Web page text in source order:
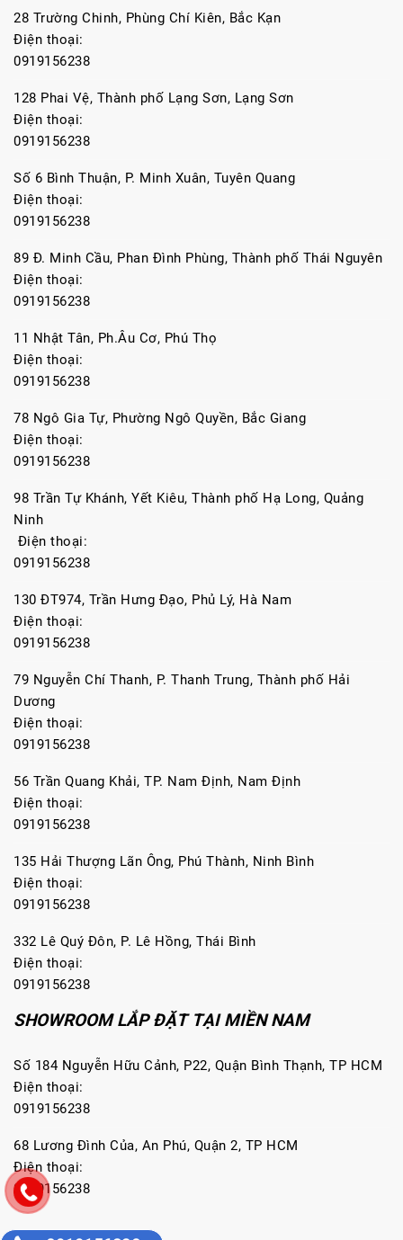
28 Trường Chinh, Phùng Chí Kiên, Bắc Kạn
Điện thoại:
0919156238
128 Phai Vệ, Thành phố Lạng Sơn, Lạng Sơn
Điện thoại:
0919156238
Số 6 Bình Thuận, P. Minh Xuân, Tuyên Quang
Điện thoại:
0919156238
89 Đ. Minh Cầu, Phan Đình Phùng, Thành phố Thái Nguyên
Điện thoại:
0919156238
11 Nhật Tân, Ph.Âu Cơ, Phú Thọ
Điện thoại:
0919156238
78 Ngô Gia Tự, Phường Ngô Quyền, Bắc Giang
Điện thoại:
0919156238
98 Trần Tự Khánh, Yết Kiêu, Thành phố Hạ Long, Quảng
Ninh
Điện thoại:
0919156238
130 ĐT974, Trần Hưng Đạo, Phủ Lý, Hà Nam
Điện thoại:
0919156238
79 Nguyễn Chí Thanh, P. Thanh Trung, Thành phố Hải
Dương
Điện thoại:
0919156238
56 Trần Quang Khải, TP. Nam Định, Nam Định
Điện thoại:
0919156238
135 Hải Thượng Lãn Ông, Phú Thành, Ninh Bình
Điện thoại:
0919156238
332 Lê Quý Đôn, P. Lê Hồng, Thái Bình
Điện thoại:
0919156238
SHOWROOM LẮP ĐẶT TẠI MIỀN NAM
Số 184 Nguyễn Hữu Cảnh, P22, Quận Bình Thạnh, TP HCM
Điện thoại:
0919156238
68 Lương Đình Của, An Phú, Quận 2, TP HCM
Điện thoại:
0919156238